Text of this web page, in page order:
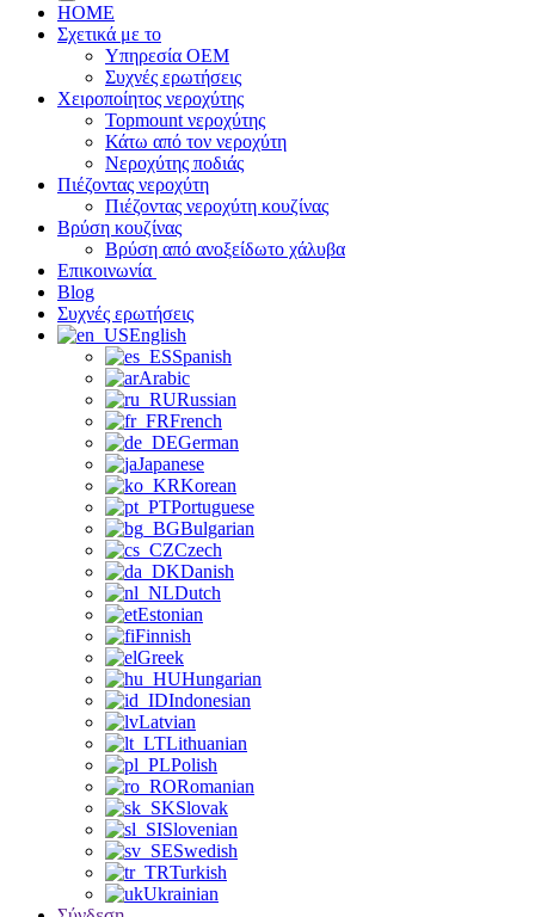
HOME
Σχετικά με το
Υπηρεσία OEM
Συχνές ερωτήσεις
Χειροποίητος νεροχύτης
Topmount νεροχύτης
Κάτω από τον νεροχύτη
Νεροχύτης ποδιάς
Πιέζοντας νεροχύτη
Πιέζοντας νεροχύτη κουζίνας
Βρύση κουζίνας
Βρύση από ανοξείδωτο χάλυβα
Επικοινωνία
Blog
Συχνές ερωτήσεις
English
Spanish
Arabic
Russian
French
German
Japanese
Korean
Portuguese
Bulgarian
Czech
Danish
Dutch
Estonian
Finnish
Greek
Hungarian
Indonesian
Latvian
Lithuanian
Polish
Romanian
Slovak
Slovenian
Swedish
Turkish
Ukrainian